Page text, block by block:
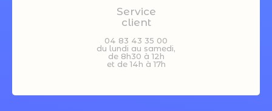
Service
client
04 83 43 35 00
du lundi au samedi,
de 8h30 à 12h
et de 14h à 17h